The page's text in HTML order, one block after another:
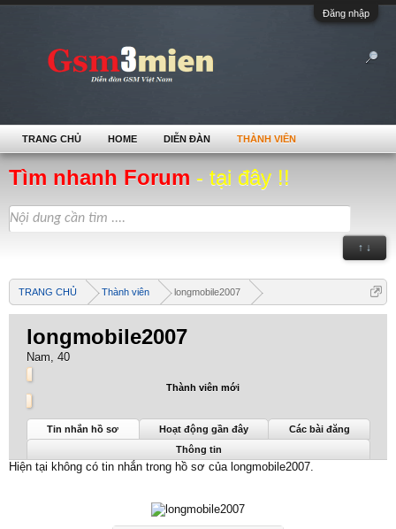
Đăng nhập
Tìm nhanh Forum - tại đây !!
↑ ↓
TRANG CHỦ Thành viên longmobile2007
longmobile2007
Nam, 40
Thành viên mới
longmobile2007 được nhìn thấy lần cuối: 22/10/18
Tin nhắn hồ sơ Hoạt động gần đây
Các bài đăng
Thông tin
Hiện tại không có tin nhắn trong hồ sơ của longmobile2007.
TRANG CHỦ HOME DIỄN ĐÀN THÀNH VIÊN